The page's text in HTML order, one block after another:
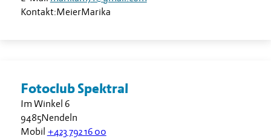
Kontakt:MeierMarika
Fotoclub Spektral
Im Winkel 6
9485Nendeln
Mobil +423 792 16 00